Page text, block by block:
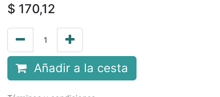
$ 170,12
Añadir a la cesta